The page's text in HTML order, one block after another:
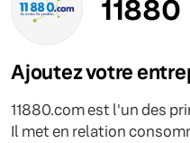
11880
Ajoutez votre
11880.com est l'un des
Il met en relation